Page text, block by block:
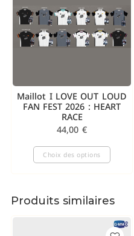
Maillot I LOVE OUT LOUD
FAN FEST 2026 : HEART
RACE
44,00 €
Choix des options
Produits similaires